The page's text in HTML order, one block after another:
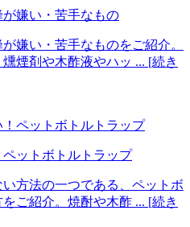
嫌い・苦手なもの
嫌い・苦手なものをご紹介。
煙剤や木酢液やハッ ... [続き
ットボトルトラップ
方法の一つである、ペットボ
をご紹介。焼酎や木酢 ... [続き